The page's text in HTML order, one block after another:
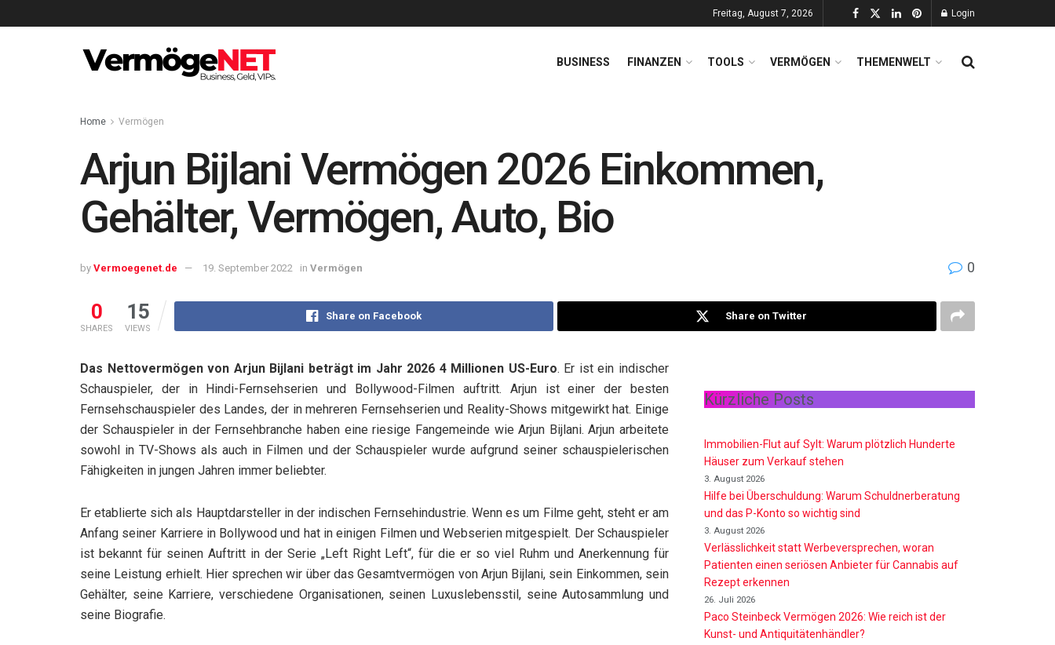
Freitag, August 7, 2026 Login
BUSINESS FINANZEN TOOLS VERMÖGEN THEMENWELT
Home Vermögen
Arjun Bijlani Vermögen 2026 Einkommen,
Gehälter, Vermögen, Auto, Bio
by Vermoegenet.de 19. September 2022 in Vermögen 0
0
SHARES
15
VIEWS
Share on Facebook Share on Twitter
Das Nettovermögen von Arjun Bijlani beträgt im Jahr 2026 4 Millionen US-Euro. Er ist ein indischer
Schauspieler, der in Hindi-Fernsehserien und Bollywood-Filmen auftritt. Arjun ist einer der besten
Fernsehschauspieler des Landes, der in mehreren Fernsehserien und Reality-Shows mitgewirkt hat. Einige
der Schauspieler in der Fernsehbranche haben eine riesige Fangemeinde wie Arjun Bijlani. Arjun arbeitete
sowohl in TV-Shows als auch in Filmen und der Schauspieler wurde aufgrund seiner schauspielerischen
Fähigkeiten in jungen Jahren immer beliebter.
Er etablierte sich als Hauptdarsteller in der indischen Fernsehindustrie. Wenn es um Filme geht, steht er am
Anfang seiner Karriere in Bollywood und hat in einigen Filmen und Webserien mitgespielt. Der Schauspieler
ist bekannt für seinen Auftritt in der Serie „Left Right Left“, für die er so viel Ruhm und Anerkennung für
seine Leistung erhielt. Hier sprechen wir über das Gesamtvermögen von Arjun Bijlani, sein Einkommen, sein
Gehälter, seine Karriere, verschiedene Organisationen, seinen Luxuslebensstil, seine Autosammlung und
seine Biografie.
Kürzliche Posts
Immobilien-Flut auf Sylt: Warum plötzlich Hunderte
Häuser zum Verkauf stehen
3. August 2026
Hilfe bei Überschuldung: Warum Schuldnerberatung
und das P-Konto so wichtig sind
3. August 2026
Verlässlichkeit statt Werbeversprechen, woran
Patienten einen seriösen Anbieter für Cannabis auf
Rezept erkennen
26. Juli 2026
Paco Steinbeck Vermögen 2026: Wie reich ist der
Kunst- und Antiquitätenhändler?